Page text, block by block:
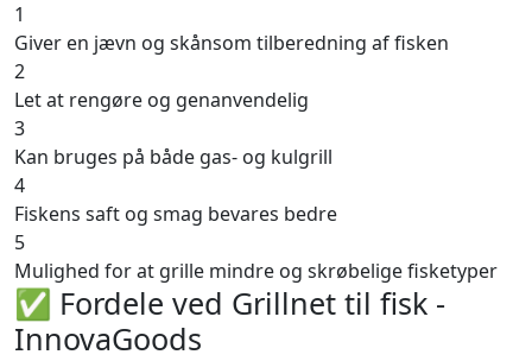
1
Giver en jævn og skånsom tilberedning af fisken
2
Let at rengøre og genanvendelig
3
Kan bruges på både gas- og kulgrill
4
Fiskens saft og smag bevares bedre
5
Mulighed for at grille mindre og skrøbelige fisketyper
✅ Fordele ved Grillnet til fisk -
InnovaGoods